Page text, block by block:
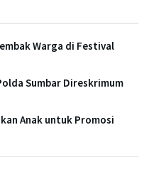
Warga di Festival
Sumbar Direskrimum
Anak untuk Promosi